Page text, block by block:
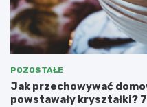
POZOSTAŁE
Jak przechowywać
powstawały kryształki?